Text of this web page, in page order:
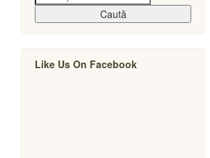
Caută
Like Us On Facebook